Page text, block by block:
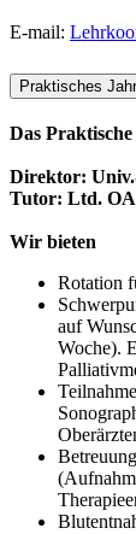
E-mail:
Praktisches Jahr
Das
Direktor:
Tutor: Ltd. OA
Wir bieten
Rotation
auf
Woche).